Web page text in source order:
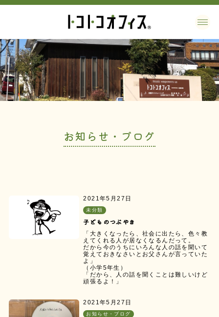
お知らせ・ブログ
2021年5月27日
未分類
子どものつぶやき
「大きくなったら、社会に出たら、色々教
えてくれる人が居なくなるんだって。
だから今のうちにいろんな人の話を聞いて
覚えておきなさいとお父さんが言っていた
よ」
（小学5年生）
「だから、人の話を聞くことは難しいけど
頑張るよ！」
2021年5月27日
お知らせ・ブログ